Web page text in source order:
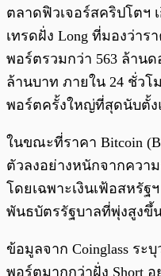
ตลาดฟิวเจอร์สคริปโตฯ
เทรดฝั่ง Long ที่มองว่า
พอร์ตรวมกว่า 563 ล้าน
ล้านบาท ภายใน 24 ชั่วโ
พอร์ตครั้งใหญ่ที่สุดนับตั้ง
ในขณะที่ราคา Bitcoin
ตัวลงอย่างหนักจากควา
โดยเฉพาะเงินเฟ้อสหรั
พันธบัตรรัฐบาลที่พุ่งสูงขึ้
ข้อมูลจาก Coinglass ระ
พอร์ตมากกว่าฝั่ง Short